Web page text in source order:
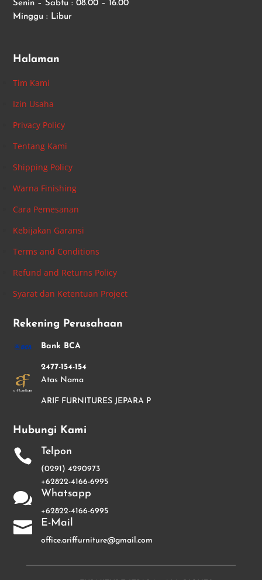
Senin – Sabtu : 08.00 – 16.00
Minggu : Libur
Halaman
Tim Kami
Izin Usaha
Privacy Policy
Tentang Kami
Shipping Policy
Warna Finishing
Cara Pemesanan
Kebijakan Garansi
Terms and Conditions
Refund and Returns Policy
Syarat dan Ketentuan Project
Rekening Perusahaan
Bank BCA
2477-154-154
Atas Nama
ARIF FURNITURES JEPARA P
Hubungi Kami
 Telpon
(0291) 4290973
+62822-4166-6995
 Whatsapp
+62822-4166-6995
 E-Mail
office.ariffurniture@gmail.com